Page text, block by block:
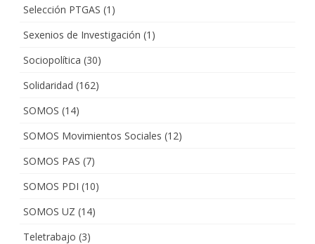
Selección PTGAS (1)
Sexenios de Investigación (1)
Sociopolítica (30)
Solidaridad (162)
SOMOS (14)
SOMOS Movimientos Sociales (12)
SOMOS PAS (7)
SOMOS PDI (10)
SOMOS UZ (14)
Teletrabajo (3)